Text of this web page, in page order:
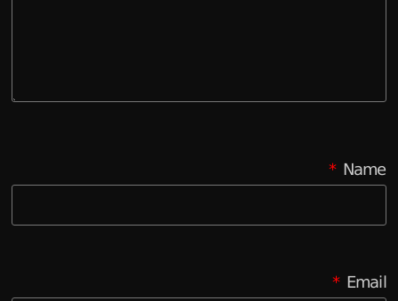
Name
*
Email
*